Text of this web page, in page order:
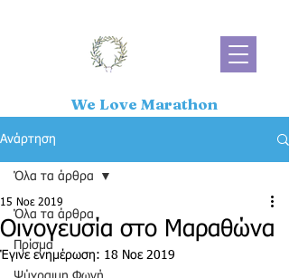
We Love Marathon
Ανάρτηση
Όλα τα άρθρα
Πρίσμα
Όλα τα άρθρα
Οινογευσία στο Μαραθώνα
15 Νοε 2019
Έγινε ενημέρωση: 18 Νοε 2019